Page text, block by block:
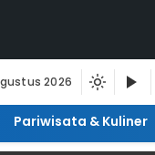
2026
Pariwisata & Kuliner